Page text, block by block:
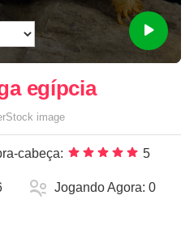
egípcia
image
cabeça: 5
Jogando Agora: 0